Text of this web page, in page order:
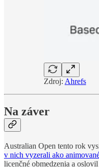
Zdroj: Ahrefs
Na záver
Australian Open tento rok
v nich vyzerali ako
licenčné obmedzenia a